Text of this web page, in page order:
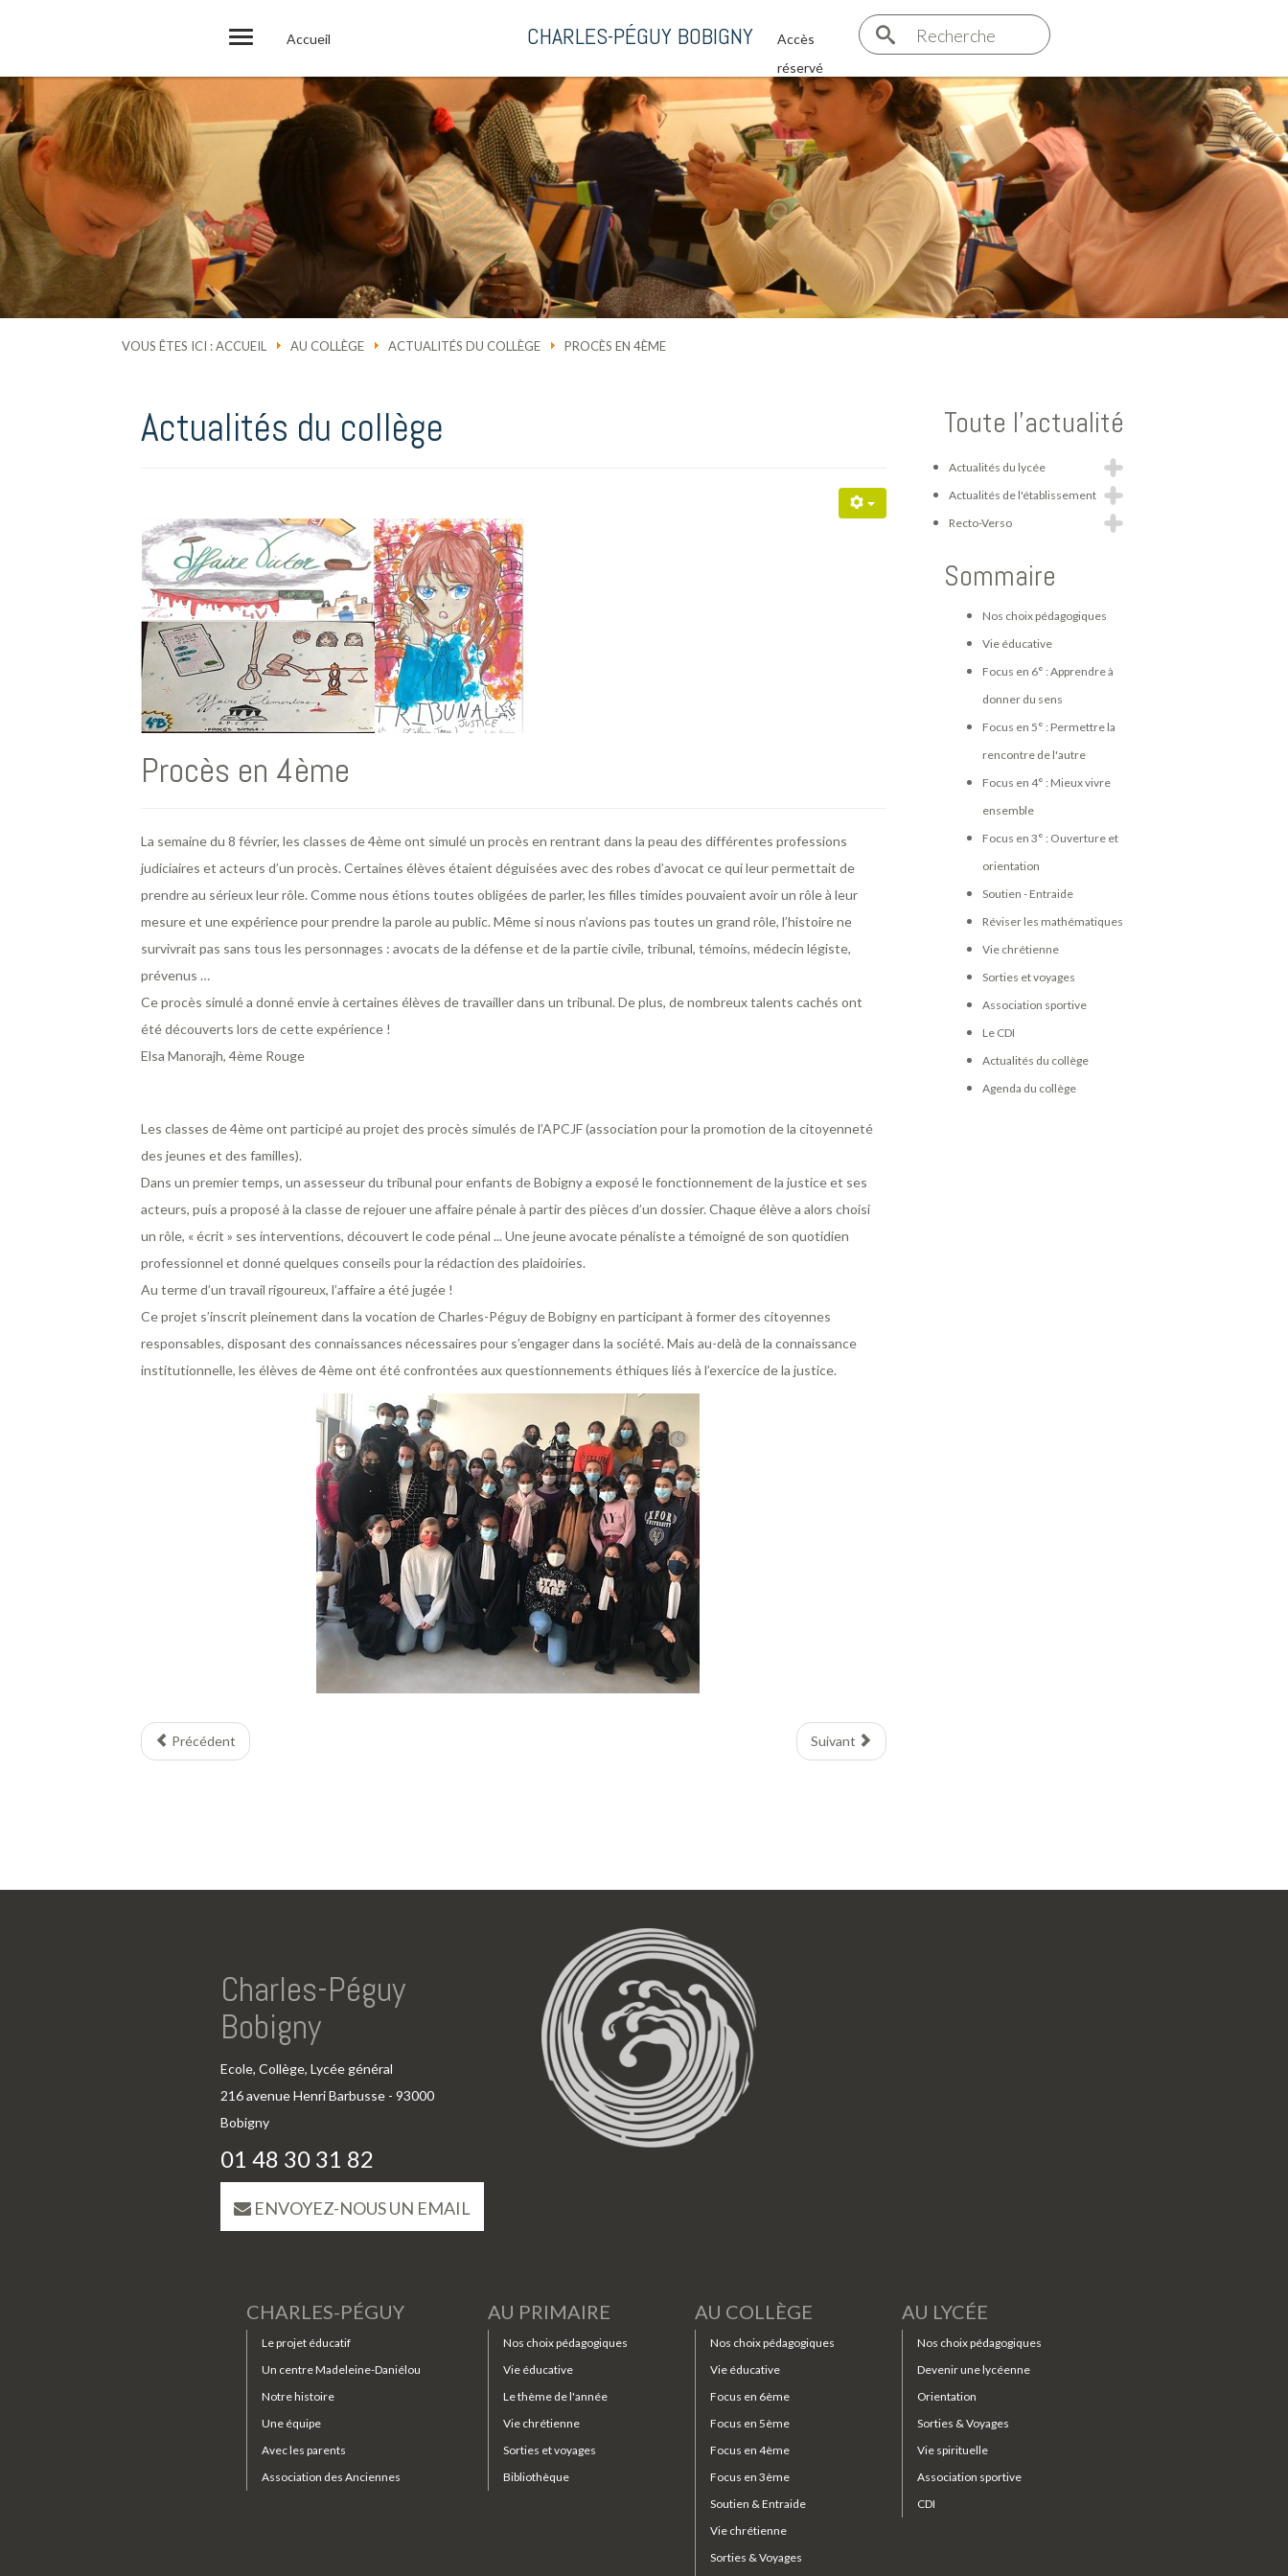
Accueil CHARLES-PÉGUY BOBIGNY
Accès
réservé
Recherche
VOUS ÊTES ICI :ACCUEIL AU COLLÈGE ACTUALITÉS DU COLLÈGE PROCÈS EN 4ÈME
Actualités du collège
Procès en 4ème
La semaine du 8 février, les classes de 4ème ont simulé un procès en rentrant dans la peau des différentes professions
judiciaires et acteurs d’un procès. Certaines élèves étaient déguisées avec des robes d’avocat ce qui leur permettait de
prendre au sérieux leur rôle. Comme nous étions toutes obligées de parler, les filles timides pouvaient avoir un rôle à leur
mesure et une expérience pour prendre la parole au public. Même si nous n’avions pas toutes un grand rôle, l’histoire ne
survivrait pas sans tous les personnages : avocats de la défense et de la partie civile, tribunal, témoins, médecin légiste,
prévenus …
Ce procès simulé a donné envie à certaines élèves de travailler dans un tribunal. De plus, de nombreux talents cachés ont
été découverts lors de cette expérience !
Elsa Manorajh, 4ème Rouge
Les classes de 4ème ont participé au projet des procès simulés de l’APCJF (association pour la promotion de la citoyenneté
des jeunes et des familles).
Dans un premier temps, un assesseur du tribunal pour enfants de Bobigny a exposé le fonctionnement de la justice et ses
acteurs, puis a proposé à la classe de rejouer une affaire pénale à partir des pièces d’un dossier. Chaque élève a alors choisi
un rôle, « écrit » ses interventions, découvert le code pénal ... Une jeune avocate pénaliste a témoigné de son quotidien
professionnel et donné quelques conseils pour la rédaction des plaidoiries.
Au terme d’un travail rigoureux, l’affaire a été jugée !
Ce projet s’inscrit pleinement dans la vocation de Charles-Péguy de Bobigny en participant à former des citoyennes
responsables, disposant des connaissances nécessaires pour s’engager dans la société. Mais au-delà de la connaissance
institutionnelle, les élèves de 4ème ont été confrontées aux questionnements éthiques liés à l’exercice de la justice.
Précédent Suivant
Toute l'actualité
Actualités du lycée
Actualités de l'établissement
Recto-Verso
Sommaire
Nos choix pédagogiques
Vie éducative
Focus en 6° : Apprendre à
donner du sens
Focus en 5° : Permettre la
rencontre de l'autre
Focus en 4° : Mieux vivre
ensemble
Focus en 3° : Ouverture et
orientation
Soutien - Entraide
Réviser les mathématiques
Vie chrétienne
Sorties et voyages
Association sportive
Le CDI
Actualités du collège
Agenda du collège
Charles-Péguy
Bobigny
Ecole, Collège, Lycée général
216 avenue Henri Barbusse - 93000
Bobigny
01 48 30 31 82
ENVOYEZ-NOUS UN EMAIL
CHARLES-PÉGUY
Le projet éducatif
Un centre Madeleine-Daniélou
Notre histoire
Une équipe
Avec les parents
Association des Anciennes
AU PRIMAIRE
Nos choix pédagogiques
Vie éducative
Le thème de l'année
Vie chrétienne
Sorties et voyages
Bibliothèque
AU COLLÈGE
Nos choix pédagogiques
Vie éducative
Focus en 6ème
Focus en 5ème
Focus en 4ème
Focus en 3ème
Soutien & Entraide
Vie chrétienne
Sorties & Voyages
AU LYCÉE
Nos choix pédagogiques
Devenir une lycéenne
Orientation
Sorties & Voyages
Vie spirituelle
Association sportive
CDI